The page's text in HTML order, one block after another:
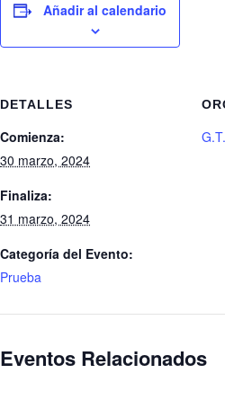
Añadir al calendario
DETALLES
Comienza:
30 marzo, 2024
Finaliza:
31 marzo, 2024
Categoría del Evento:
Prueba
Eventos Relacionados